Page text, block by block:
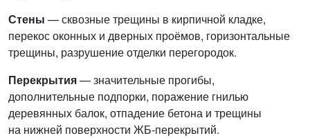
Стены — сквозные трещины в кирпичной кладке,
перекос оконных и дверных проёмов, горизонтальные
трещины, разрушение отделки перегородок.
Перекрытия— значительные прогибы,
дополнительные подпорки, поражение гнилью
деревянных балок, отпадение бетона и трещины
на нижней поверхности ЖБ-перекрытий.